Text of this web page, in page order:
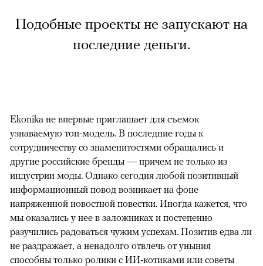
Подобные проекты не запускают на
последние деньги.
Ekonika не впервые приглашает для съемок
узнаваемую топ-модель. В последние годы к
сотрудничеству со знаменитостями обращались и
другие российские бренды — причем не только из
индустрии моды. Однако сегодня любой позитивный
информационный повод возникает на фоне
напряженной новостной повестки. Иногда кажется, что
мы оказались у нее в заложниках и постепенно
разучились радоваться чужим успехам. Позитив едва ли
не раздражает, а ненадолго отвлечь от уныния
способны только ролики с ИИ-котиками или советы